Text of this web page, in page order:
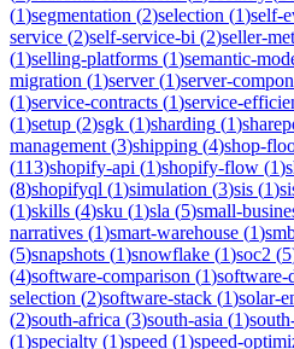
(1)segmentation (2)selection (1)self-
service (2)self-service-bi (2)seller-
(1)selling-platforms (1)semantic-
migration (1)server(1)server-
(1)service-contracts (1)service-
(1)setup (2)sgk (1)sharding (1)
management (3)shipping (4)shop-
(113)shopify-api (1)shopify-flow (1)
(8)shopifyql (1)simulation (3)sis (1)
(1)skills (4)sku (1)sla (5)small-
narratives (1)smart-warehouse (1)
(5)snapshots (1)snowflake (1)soc2 (5
(4)software-comparison (1)software-
selection (2)software-stack (1)solar-
(2)south-africa (3)south-asia (1)
(1)specialty (1)speed (1)speed-